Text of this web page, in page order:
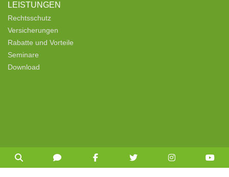
LEISTUNGEN
Rechtsschutz
Versicherungen
Rabatte und Vorteile
Seminare
Download